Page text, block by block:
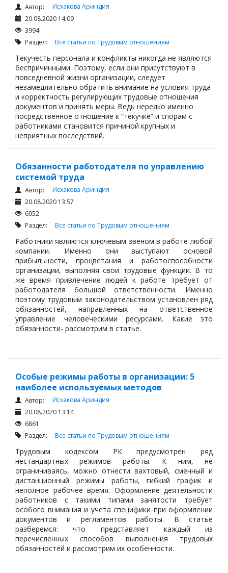
Автор:
Исхакова Ариндия
20.08.2020 14:09
3994
Раздел: Все статьи по Трудовым отношениям
Текучесть персонала и конфликты никогда не являются
беспричинными. Поэтому, если они присутствуют в
повседневной жизни организации, следует
незамедлительно обратить внимание на условия труда
и корректность регулирующих трудовые отношения
документов и принять меры. Ведь нередко именно
посредственное отношение к “текучке” и спорам с
работниками становится причиной крупных и
неприятных последствий.
Обязанности работодателя по управлению
системой труда
Автор:
Исхакова Ариндия
20.08.2020 13:57
6952
Раздел: Все статьи по Трудовым отношениям
Работники являются ключевым звеном в работе любой
компании. Именно они выступают основой
прибыльности, процветания и работоспособности
организации, выполняя свои трудовые функции. В то
же время привлечение людей к работе требует от
работодателя большой ответственности. Именно
поэтому трудовым законодательством установлен ряд
обязанностей, направленных на ответственное
управление человеческими ресурсами. Какие это
обязанности- рассмотрим в статье.
Особые режимы работы в организации: 5
наиболее используемых методов
Автор:
Исхакова Ариндия
20.08.2020 13:14
6861
Раздел: Все статьи по Трудовым отношениям
Трудовым кодексом РК предусмотрен ряд
нестандартных режимов работы. К ним, не
ограничиваясь, можно отнести вахтовый, сменный и
дистанционный режимы работы, гибкий график и
неполное рабочее время. Оформление деятельности
работников с такими типами занятости требует
особого внимания и учета специфики при оформлении
документов и регламентов работы. В статье
разберемся: что представляет каждый из
перечисленных способов выполнения трудовых
обязанностей и рассмотрим их особенности.